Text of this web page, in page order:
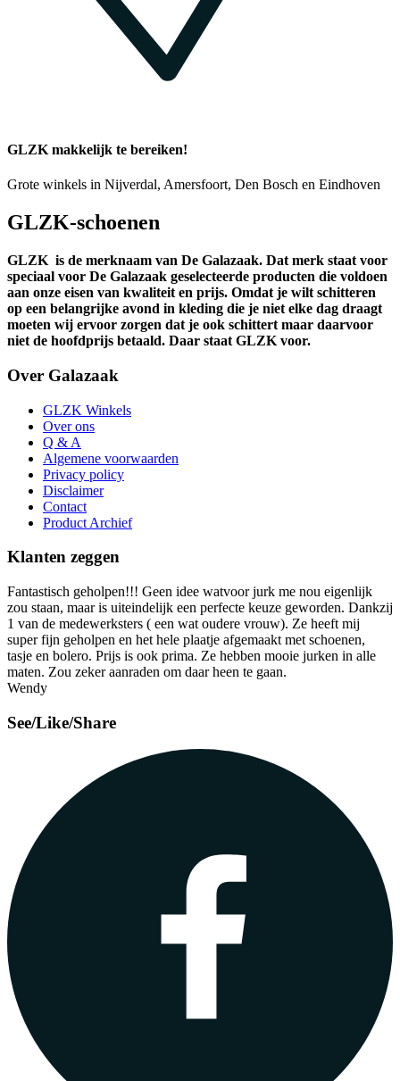
GLZK makkelijk te bereiken!
Grote winkels in Nijverdal, Amersfoort, Den Bosch en Eindhoven
GLZK-schoenen
GLZK is de merknaam van De Galazaak. Dat merk staat voor
speciaal voor De Galazaak geselecteerde producten die voldoen
aan onze eisen van kwaliteit en prijs. Omdat je wilt schitteren
op een belangrijke avond in kleding die je niet elke dag draagt
moeten wij ervoor zorgen dat je ook schittert maar daarvoor
niet de hoofdprijs betaald. Daar staat GLZK voor.
Over Galazaak
GLZK Winkels
Over ons
Q & A
Algemene voorwaarden
Privacy policy
Disclaimer
Contact
Product Archief
Klanten zeggen
Fantastisch geholpen!!! Geen idee watvoor jurk me nou eigenlijk
zou staan, maar is uiteindelijk een perfecte keuze geworden. Dankzij
1 van de medewerksters ( een wat oudere vrouw). Ze heeft mij
super fijn geholpen en het hele plaatje afgemaakt met schoenen,
tasje en bolero. Prijs is ook prima. Ze hebben mooie jurken in alle
maten. Zou zeker aanraden om daar heen te gaan.
Wendy
See/Like/Share